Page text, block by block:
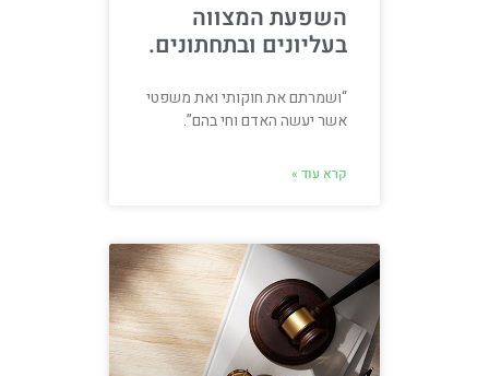
השפעת המצווה
בעליונים ובתחתונים.
“ושמרתם את חוקותי ואת משפטי
אשר יעשה האדם וחי בהם”.
קרא עוד »